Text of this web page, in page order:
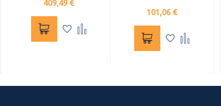
Precio
409,49 €
 
Precio
101,06 €
 